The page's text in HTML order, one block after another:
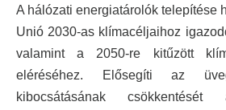
A hálózati energiatárolók telepítése
Unió 2030-as klímacéljaihoz
valamint a 2050-re kitűzött
eléréséhez. Elősegíti az
kibocsátásának